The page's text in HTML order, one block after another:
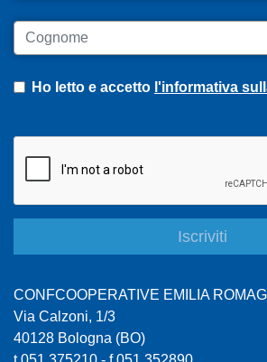
Cognome
Ho letto e accetto l'informativa
CONFCOOPERATIVE EMILIA
Via Calzoni, 1/3
40128 Bologna (BO)